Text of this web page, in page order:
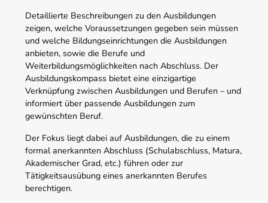
Detaillierte Beschreibungen zu den Ausbildungen
zeigen, welche Voraussetzungen gegeben sein müssen
und welche Bildungseinrichtungen die Ausbildungen
anbieten, sowie die Berufe und
Weiterbildungsmöglichkeiten nach Abschluss. Der
Ausbildungskompass bietet eine einzigartige
Verknüpfung zwischen Ausbildungen und Berufen – und
informiert über passende Ausbildungen zum
gewünschten Beruf.
Der Fokus liegt dabei auf Ausbildungen, die zu einem
formal anerkannten Abschluss (Schulabschluss, Matura,
Akademischer Grad, etc.) führen oder zur
Tätigkeitsausübung eines anerkannten Berufes
berechtigen.